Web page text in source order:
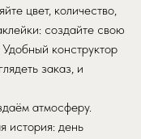
цвет, количество,
создайте свою
конструктор
заказ, и
атмосферу.
история: день